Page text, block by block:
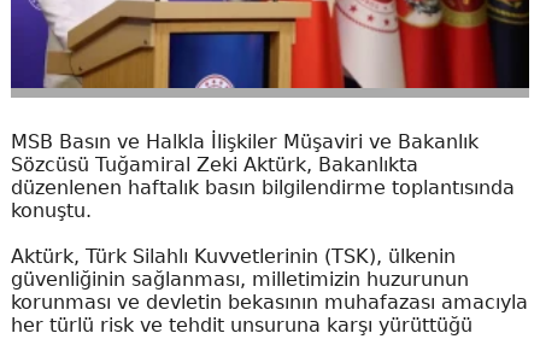
MSB Basın ve Halkla İlişkiler Müşaviri ve Bakanlık
Sözcüsü Tuğamiral Zeki Aktürk, Bakanlıkta
düzenlenen haftalık basın bilgilendirme toplantısında
konuştu.
Aktürk, Türk Silahlı Kuvvetlerinin (TSK), ülkenin
güvenliğinin sağlanması, milletimizin huzurunun
korunması ve devletin bekasının muhafazası amacıyla
her türlü risk ve tehdit unsuruna karşı yürüttüğü